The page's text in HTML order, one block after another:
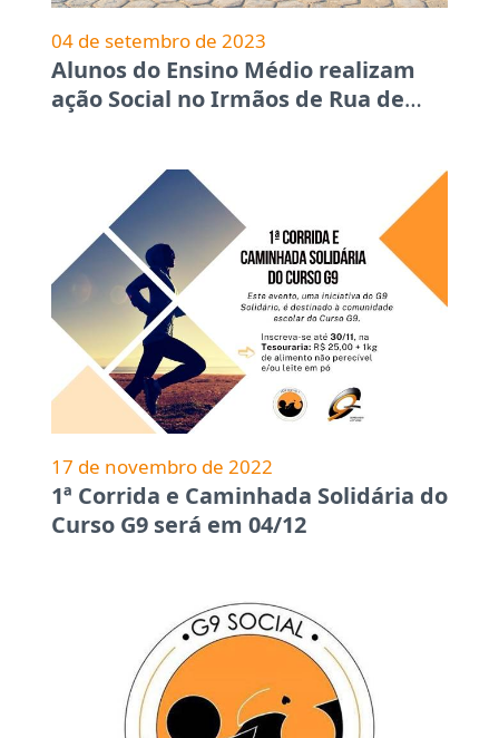
04 de setembro de 2023
Alunos do Ensino Médio realizam
ação Social no Irmãos de Rua de…
17 de novembro de 2022
1ª Corrida e Caminhada Solidária do
Curso G9 será em 04/12